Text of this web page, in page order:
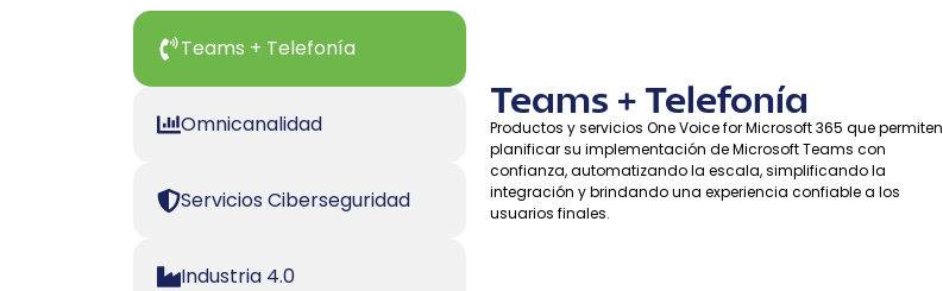
Teams + Telefonía
Omnicanalidad
Servicios Ciberseguridad
Industria 4.0
Teams + Telefonía
Productos y servicios One Voice for Microsoft 365 que permiten
planificar su implementación de Microsoft Teams con
confianza, automatizando la escala, simplificando la
integración y brindando una experiencia confiable a los
usuarios finales.